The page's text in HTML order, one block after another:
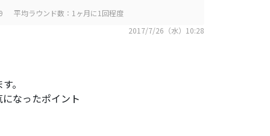
平均ラウンド数：1ヶ月に1回程度
2017/7/26（水）10:28
。
なったポイント